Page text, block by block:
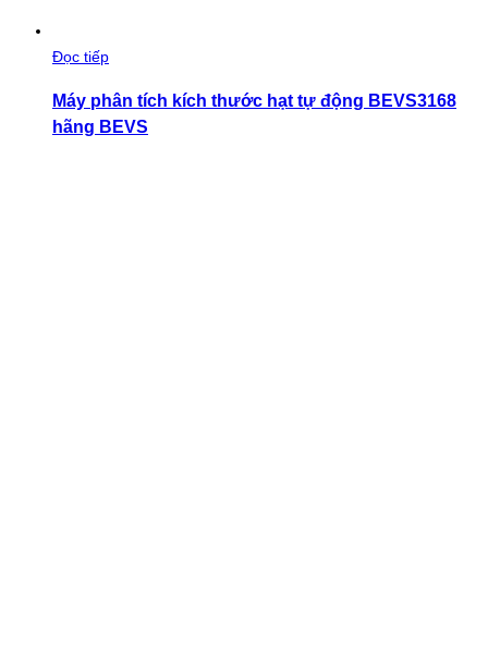
Đọc tiếp
Máy phân tích kích thước hạt tự động BEVS3168
hãng BEVS